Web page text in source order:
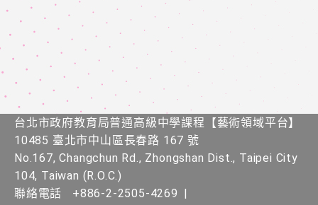
台北市政府教育局普通高級中學課程​【​藝術領域平台】
10485 臺北市中山區長春路 167 號
No.167, Changchun Rd., Zhongshan Dist., Taipei City
104, Taiwan (R.O.C.)
聯絡電話
+886-2-2505-4269 |